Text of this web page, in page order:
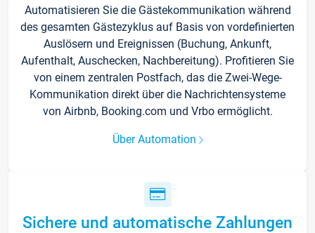
Automatisieren Sie die Gästekommunikation während
des gesamten Gästezyklus auf Basis von vordefinierten
Auslösern und Ereignissen (Buchung, Ankunft,
Aufenthalt, Auschecken, Nachbereitung). Profitieren Sie
von einem zentralen Postfach, das die Zwei-Wege-
Kommunikation direkt über die Nachrichtensysteme
von Airbnb, Booking.com und Vrbo ermöglicht.
Über Automation
Sichere und automatische Zahlungen